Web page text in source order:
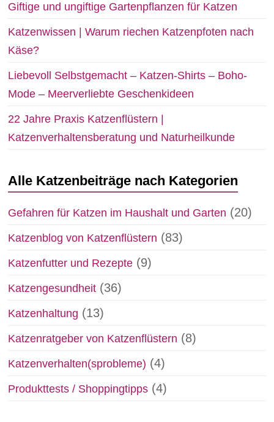
Giftige und ungiftige Gartenpflanzen für Katzen
Katzenwissen | Warum riechen Katzenpfoten nach
Käse?
Liebevoll Selbstgemacht – Katzen-Shirts – Boho-
Mode – Meerverliebte Geschenkideen
22 Jahre Praxis Katzenflüstern |
Katzenverhaltensberatung und Naturheilkunde
Alle Katzenbeiträge nach Kategorien
Gefahren für Katzen im Haushalt und Garten (20)
Katzenblog von Katzenflüstern (83)
Katzenfutter und Rezepte (9)
Katzengesundheit (36)
Katzenhaltung (13)
Katzenratgeber von Katzenflüstern (8)
Katzenverhalten(sprobleme) (4)
Produkttests / Shoppingtipps (4)